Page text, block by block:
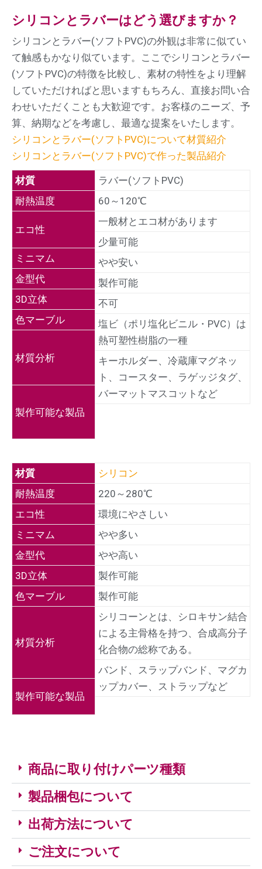
シリコンとラバーはどう選びますか？
シリコンとラバー(ソフトPVC)の外観は非常に似てい
て触感もかなり似ています。ここでシリコンとラバー
(ソフトPVC)の特徴を比較し、素材の特性をより理解
していただければと思います もちろん、直接お問い合
わせいただくことも大歓迎です。お客様のニーズ、予
算、納期などを考慮し、最適な提案をいたします。
シリコンとラバー(ソフトPVC)について材質紹介
シリコンとラバー(ソフトPVC)で作った製品紹介
材質
耐熱温度
エコ性
ミニマム
金型代
3D立体
色マーブル
材質分析
製作可能な製品
ラバー(ソフトPVC)
60～120℃
一般材とエコ材があります
少量可能
やや安い
製作可能
不可
塩ビ（ポリ塩化ビニル・PVC）は
熱可塑性樹脂の一種
キーホルダー、冷蔵庫マグネッ
ト、コースター、ラゲッジタグ、
バーマットマスコットなど
材質
耐熱温度
エコ性
ミニマム
金型代
3D立体
色マーブル
材質分析
製作可能な製品
シリコン
220～280℃
環境にやさしい
やや多い
やや高い
製作可能
製作可能
シリコーンとは、シロキサン結合
による主骨格を持つ、合成高分子
化合物の総称である。
バンド、スラップバンド、マグカ
ップカバー、ストラップなど
商品に取り付けパーツ種類
製品梱包について
出荷方法について
ご注文について